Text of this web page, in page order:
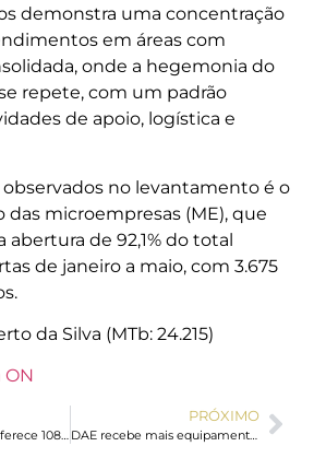
demonstra uma concentração
em áreas com
onde a hegemonia do
repete, com um padrão
de apoio, logística e
no levantamento é o
microempresas (ME), que
abertura de 92,1% do total
de janeiro a maio, com 3.675
da Silva (MTb: 24.215)
ON
PAT de Americana oferece 108 vagas de emprego, estágio e jovem aprendiz
PRÓXIMO
DAE recebe mais equipamentos da nova Estação de Tratamento de Água de Americana